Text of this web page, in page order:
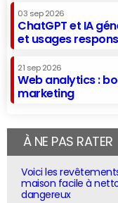
03 sep 2026
ChatGPT et IA
et usages
21 sep 2026
Web analytics :
marketing
À NE PAS RATER
Voici les
maison facile à
dangereux